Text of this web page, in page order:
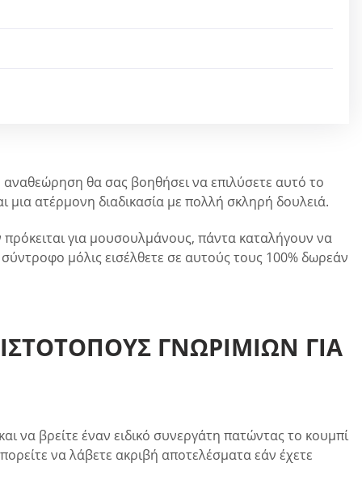
αναθεώρηση θα σας βοηθήσει να επιλύσετε αυτό το
μια ατέρμονη διαδικασία με πολλή σκληρή δουλειά.
για μουσουλμάνους, πάντα καταλήγουν να
μόλις εισέλθετε σε αυτούς τους 100% δωρεάν
ΓΝΩΡΙΜΙΏΝ ΓΙΑ
να βρείτε έναν ειδικό συνεργάτη πατώντας το κουμπί
να λάβετε ακριβή αποτελέσματα εάν έχετε